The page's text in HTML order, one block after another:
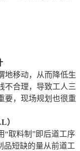
地移动，从而降低生
不合理，导致工人三
要，现场规划也很重
）
“取料制”即后道工序
品短缺的量从前道工